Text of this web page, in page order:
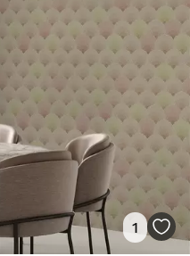
1